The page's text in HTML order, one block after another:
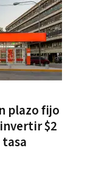
plazo fijo
$2